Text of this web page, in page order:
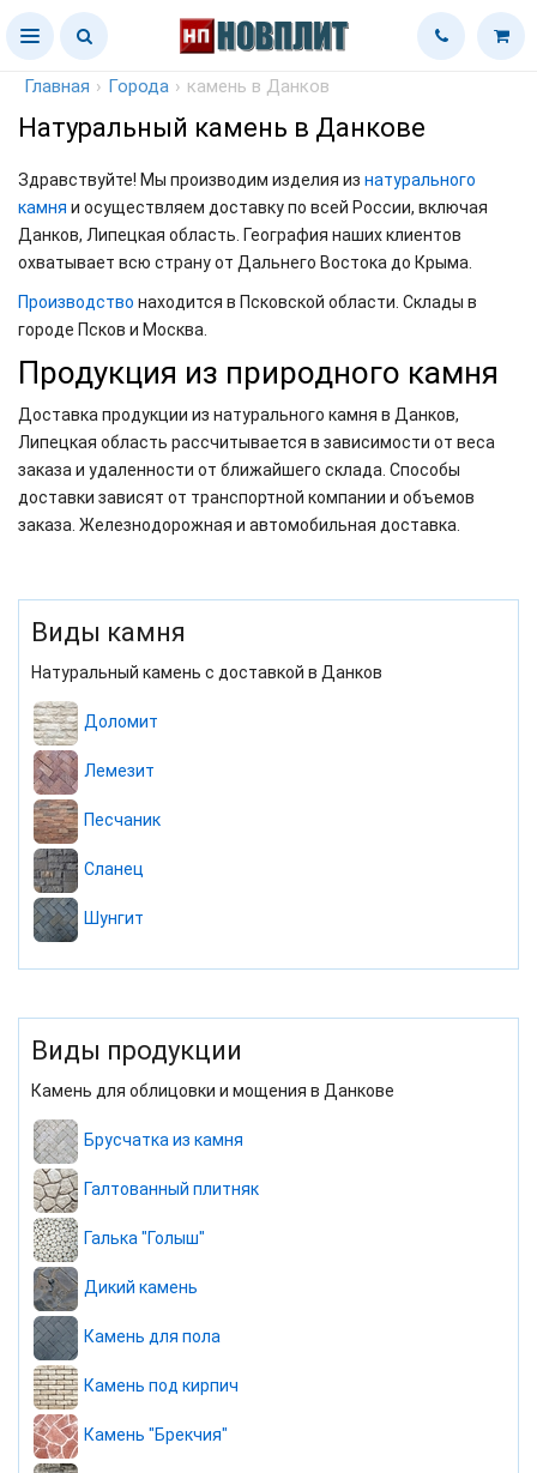
Главная › Города › камень в Данков
Натуральный камень в Данкове
Здравствуйте! Мы производим изделия из натурального
камня и осуществляем доставку по всей России, включая
Данков, Липецкая область. География наших клиентов
охватывает всю страну от Дальнего Востока до Крыма.
Производство находится в Псковской области. Склады в
городе Псков и Москва.
Продукция из природного камня
Доставка продукции из натурального камня в Данков,
Липецкая область рассчитывается в зависимости от веса
заказа и удаленности от ближайшего склада. Способы
доставки зависят от транспортной компании и объемов
заказа. Железнодорожная и автомобильная доставка.
Виды камня
Натуральный камень с доставкой в Данков
Доломит
Лемезит
Песчаник
Сланец
Шунгит
Виды продукции
Камень для облицовки и мощения в Данкове
Брусчатка из камня
Галтованный плитняк
Галька "Голыш"
Дикий камень
Камень для пола
Камень под кирпич
Камень "Брекчия"